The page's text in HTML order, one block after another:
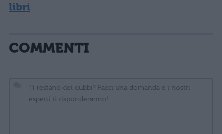
libri
COMMENTI